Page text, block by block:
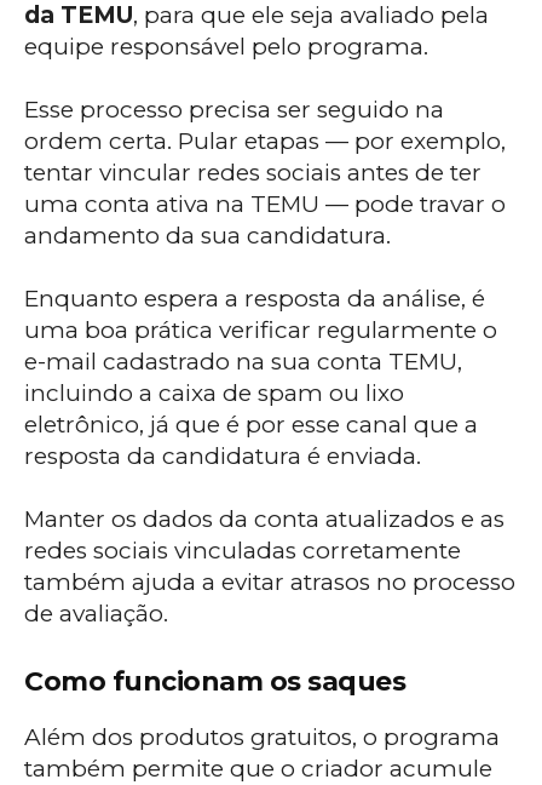
da TEMU, para que ele seja avaliado pela
equipe responsável pelo programa.
Esse processo precisa ser seguido na
ordem certa. Pular etapas — por exemplo,
tentar vincular redes sociais antes de ter
uma conta ativa na TEMU — pode travar o
andamento da sua candidatura.
Enquanto espera a resposta da análise, é
uma boa prática verificar regularmente o
e-mail cadastrado na sua conta TEMU,
incluindo a caixa de spam ou lixo
eletrônico, já que é por esse canal que a
resposta da candidatura é enviada.
Manter os dados da conta atualizados e as
redes sociais vinculadas corretamente
também ajuda a evitar atrasos no processo
de avaliação.
Como funcionam os saques
Além dos produtos gratuitos, o programa
também permite que o criador acumule